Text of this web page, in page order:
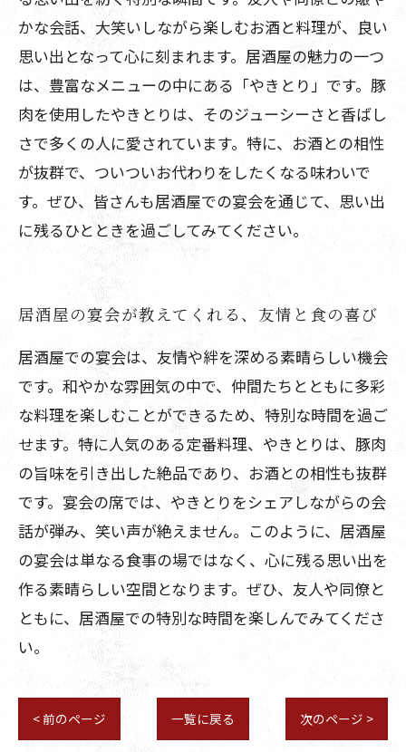
かな会話、大笑いしながら楽しむお酒と料理が、良い
思い出となって心に刻まれます。居酒屋の魅力の一つ
は、豊富なメニューの中にある「やきとり」です。豚
肉を使用したやきとりは、そのジューシーさと香ばし
さで多くの人に愛されています。特に、お酒との相性
が抜群で、ついついお代わりをしたくなる味わいで
す。ぜひ、皆さんも居酒屋での宴会を通じて、思い出
に残るひとときを過ごしてみてください。
居酒屋の宴会が教えてくれる、友情と食の喜び
居酒屋での宴会は、友情や絆を深める素晴らしい機会
です。和やかな雰囲気の中で、仲間たちとともに多彩
な料理を楽しむことができるため、特別な時間を過ご
せます。特に人気のある定番料理、やきとりは、豚肉
の旨味を引き出した絶品であり、お酒との相性も抜群
です。宴会の席では、やきとりをシェアしながらの会
話が弾み、笑い声が絶えません。このように、居酒屋
の宴会は単なる食事の場ではなく、心に残る思い出を
作る素晴らしい空間となります。ぜひ、友人や同僚と
ともに、居酒屋での特別な時間を楽しんでみてくださ
い。
< 前のページ 一覧に戻る 次のページ >